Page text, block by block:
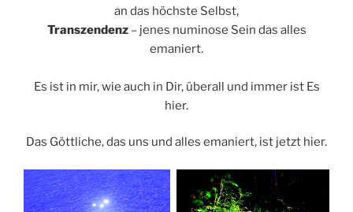
an das höchste Selbst,
Transzendenz– jenes numinose Sein das alles
emaniert.
Es ist in mir, wie auch in Dir, überall und immer ist Es
hier.
Das Göttliche, das uns und alles emaniert, ist jetzt hier.